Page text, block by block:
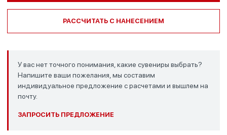
РАССЧИТАТЬ С НАНЕСЕНИЕМ
У вас нет точного понимания, какие сувениры выбрать?
Напишите ваши пожелания, мы составим
индивидуальное предложение с расчетами и вышлем на
почту.
ЗАПРОСИТЬ ПРЕДЛОЖЕНИЕ